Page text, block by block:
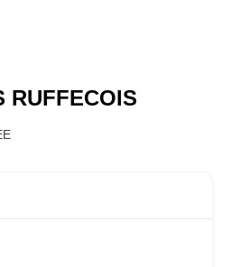
RUFFECOIS